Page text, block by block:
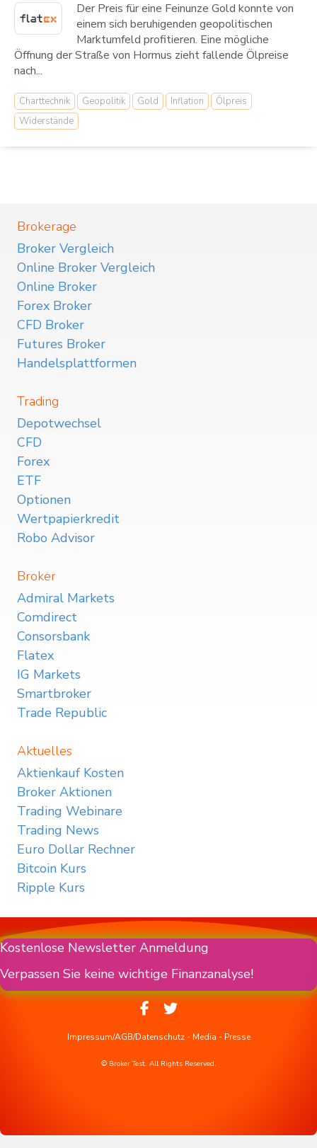
Der Preis für eine Feinunze Gold konnte von
einem sich beruhigenden geopolitischen
Marktumfeld profitieren. Eine mögliche
Öffnung der Straße von Hormus zieht fallende Ölpreise
nach...
Charttechnik Geopolitik Gold Inflation
Ölpreis
Widerstände
Brokerage
Broker Vergleich
Online Broker Vergleich
Online Broker
Forex Broker
CFD Broker
Futures Broker
Handelsplattformen
Trading
Depotwechsel
CFD
Forex
ETF
Optionen
Wertpapierkredit
Robo Advisor
Broker
Admiral Markets
Comdirect
Consorsbank
Flatex
IG Markets
Smartbroker
Trade Republic
Aktuelles
Aktienkauf Kosten
Broker Aktionen
Trading Webinare
Trading News
Euro Dollar Rechner
Bitcoin Kurs
Ripple Kurs
Kostenlose Newsletter Anmeldung
Verpassen Sie keine wichtige Finanzanalyse!
Impressum/AGB/Datenschutz- Media - Presse
© Broker Test. All Rights Reserved.